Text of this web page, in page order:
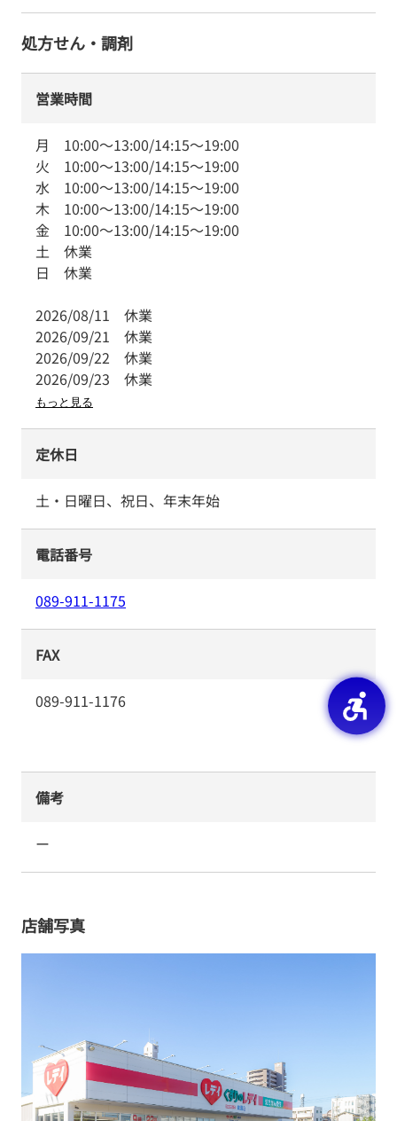
処方せん・調剤
営業時間
月 10:00～13:00/14:15～19:00
火 10:00～13:00/14:15～19:00
水 10:00～13:00/14:15～19:00
木 10:00～13:00/14:15～19:00
金 10:00～13:00/14:15～19:00
土 休業
日 休業
2026/08/11 休業
2026/09/21 休業
2026/09/22 休業
2026/09/23 休業
もっと見る
定休日
土・日曜日、祝日、年末年始
電話番号
089-911-1175
FAX
089-911-1176
備考
ー
店舗写真